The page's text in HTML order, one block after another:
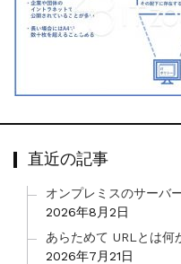
直近の記事
オンプレミスのサーバ
2026年8月2日
あらためて URLとは何
2026年7月21日